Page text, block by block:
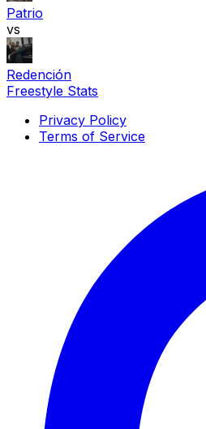
Patrio
vs
Redención
Freestyle Stats
Privacy Policy
Terms of Service